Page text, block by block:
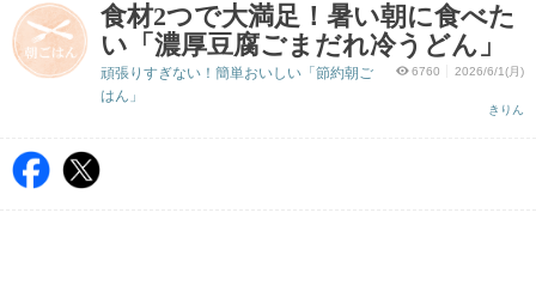
食材2つで大満足！暑い朝に食べた
い「濃厚豆腐ごまだれ冷うどん」
6760 2026/6/1(月)
きりん
頑張りすぎない！簡単おいしい「節約朝ご
はん」